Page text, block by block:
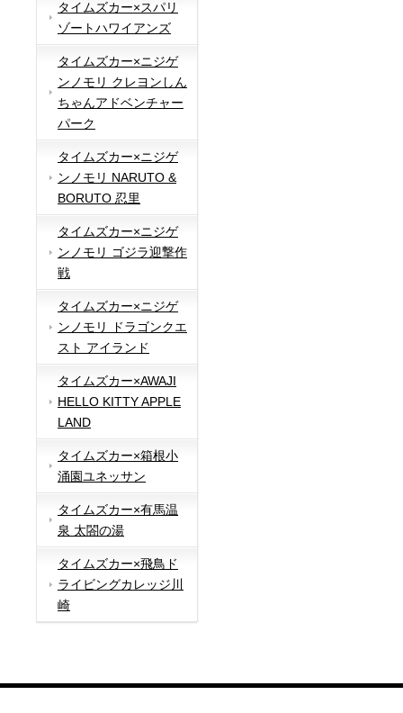
タイムズカー×スパリ
ゾートハワイアンズ
タイムズカー×ニジゲ
ンノモリ クレヨンしん
ちゃんアドベンチャー
パーク
タイムズカー×ニジゲ
ンノモリ NARUTO &
BORUTO 忍里
タイムズカー×ニジゲ
ンノモリ ゴジラ迎撃作
戦
タイムズカー×ニジゲ
ンノモリ ドラゴンクエ
スト アイランド
タイムズカー×AWAJI
HELLO KITTY APPLE
LAND
タイムズカー×箱根小
涌園ユネッサン
タイムズカー×有馬温
泉 太閤の湯
タイムズカー×飛鳥ド
ライビングカレッジ川
崎